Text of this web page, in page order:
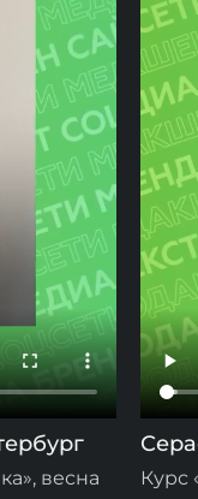
весна
Курс